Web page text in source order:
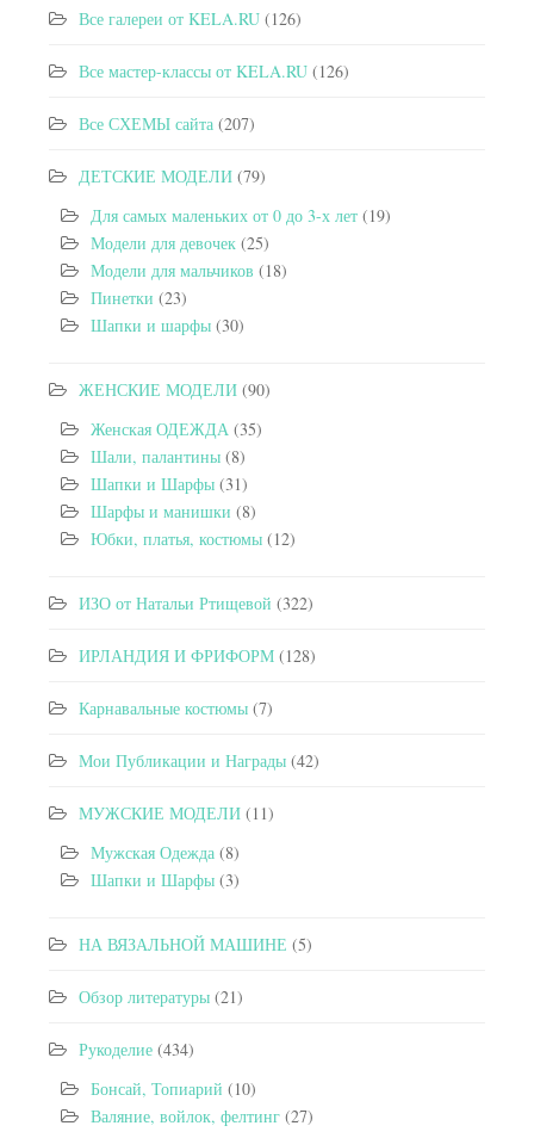
Все галереи от KELA.RU (126)
Все мастер-классы от KELA.RU (126)
Все СХЕМЫ сайта (207)
ДЕТСКИЕ МОДЕЛИ (79)
Для самых маленьких от 0 до 3-х лет (19)
Модели для девочек (25)
Модели для мальчиков (18)
Пинетки (23)
Шапки и шарфы (30)
ЖЕНСКИЕ МОДЕЛИ (90)
Женская ОДЕЖДА (35)
Шали, палантины (8)
Шапки и Шарфы (31)
Шарфы и манишки (8)
Юбки, платья, костюмы (12)
ИЗО от Натальи Ртищевой (322)
ИРЛАНДИЯ И ФРИФОРМ (128)
Карнавальные костюмы (7)
Мои Публикации и Награды (42)
МУЖСКИЕ МОДЕЛИ (11)
Мужская Одежда (8)
Шапки и Шарфы (3)
НА ВЯЗАЛЬНОЙ МАШИНЕ (5)
Обзор литературы (21)
Рукоделие (434)
Бонсай, Топиарий (10)
Валяние, войлок, фелтинг (27)